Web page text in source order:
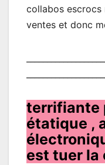
collabos escrocs
ventes et donc
terrifiante
étatique ,
est tuer la